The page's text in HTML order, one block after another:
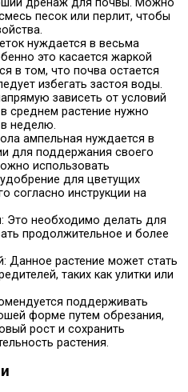
песок или перлит, чтобы
нуждается в весьма
это касается жаркой
в том, что почва остается
избегать застоя воды.
зависеть от условий
среднем растение нужно
неделю.
ампельная нуждается в
для поддержания своего
использовать
для цветущих
согласно инструкции на
Это необходимо делать для
продолжительное и более
Данное растение может стать
таких как улитки или
поддерживать
форме путем обрезания,
рост и сохранить
растения.